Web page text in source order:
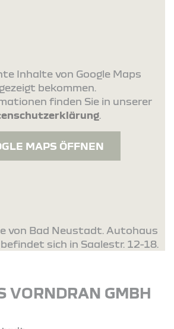
Inhalte von Google Maps
bekommen.
finden Sie in unserer
.
MAPS ÖFFNEN
von Bad Neustadt. Autohaus
sich in Saalestr. 12-18.
VORNDRAN GMBH